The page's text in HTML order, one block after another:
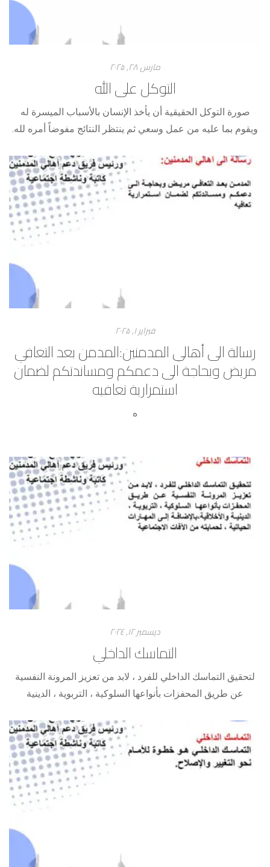
مارس ۲۸, ۲۰۲۵
التوكل على الله
صورة التوكل الحقيقية أن يأخذ الإنسان بالأسباب الميسرة له
ويقوم بما عليه من عمل وسعي ثم ينتظر النتائج مفوضاً أمره لله.
فبراير ۱, ۲۰۲۵
رسالة الى أهالي المدمنين:المدمن بعد التعافي
مريض وبحاجة الى دعمكم ومساندتكم لضمان
استمرارية تعافيه
ه
ديسمبر ۱۲, ۲۰۲٤
التماسك الداخلي
لتحقيق التماسك الداخلي للفرد ، لابد من تعزيز المرونة النفسية
عن طريق المحفزات بأنواعها السلوكية ، التربوية ، الدينية
الاجتماعية